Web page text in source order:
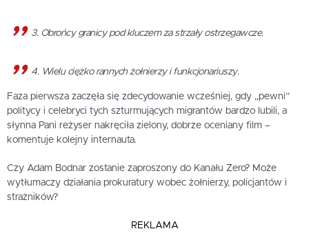
3. Obrońcy granicy pod kluczem za strzały ostrzegawcze.
4. Wielu ciężko rannych żołnierzy i funkcjonariuszy.
Faza pierwsza zaczęła się zdecydowanie wcześniej, gdy „pewni”
politycy i celebryci tych szturmujących migrantów bardzo lubili, a
słynna Pani reżyser nakręciła zielony, dobrze oceniany film –
komentuje kolejny internauta.
Czy Adam Bodnar zostanie zaproszony do Kanału Zero? Może
wytłumaczy działania prokuratury wobec żołnierzy, policjantów i
strażników?
REKLAMA